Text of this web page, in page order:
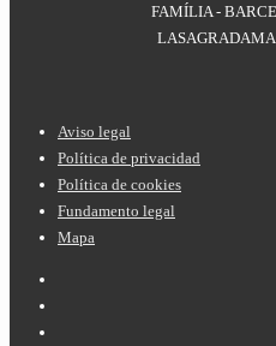
FAMÍLIA -
Menú
del
pie
página
Aviso legal
Política de privacidad
Política de cookies
Fundamento legal
Mapa